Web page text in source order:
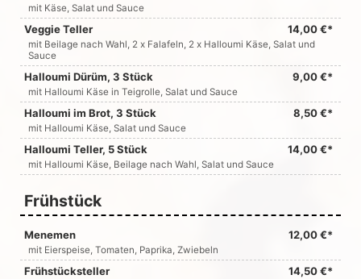
mit Käse, Salat und Sauce
Veggie Teller 14,00 €*
mit Beilage nach Wahl, 2 x Falafeln, 2 x Halloumi Käse, Salat und
Sauce
Halloumi Dürüm, 3 Stück 9,00 €*
mit Halloumi Käse in Teigrolle, Salat und Sauce
Halloumi im Brot, 3 Stück 8,50 €*
mit Halloumi Käse, Salat und Sauce
Halloumi Teller, 5 Stück 14,00 €*
mit Halloumi Käse, Beilage nach Wahl, Salat und Sauce
Frühstück
Menemen 12,00 €*
mit Eierspeise, Tomaten, Paprika, Zwiebeln
Frühstücksteller 14,50 €*